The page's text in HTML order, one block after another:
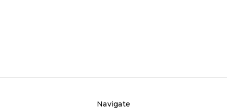
Navigate